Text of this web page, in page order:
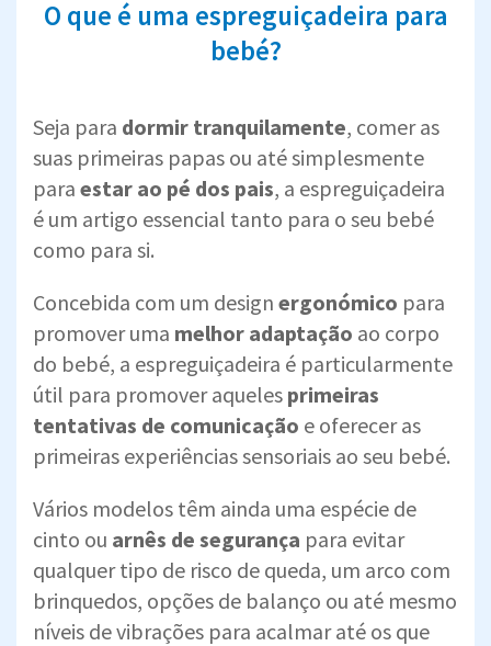
O que é uma espreguiçadeira para
bebé?
Seja para dormir tranquilamente, comer as
suas primeiras papas ou até simplesmente
para estar ao pé dos pais, a espreguiçadeira
é um artigo essencial tanto para o seu bebé
como para si.
Concebida com um design ergonómico para
promover uma melhor adaptação ao corpo
do bebé, a espreguiçadeira é particularmente
útil para promover aqueles primeiras
tentativas de comunicação e oferecer as
primeiras experiências sensoriais ao seu bebé.
Vários modelos têm ainda uma espécie de
cinto ou arnês de segurança para evitar
qualquer tipo de risco de queda, um arco com
brinquedos, opções de balanço ou até mesmo
níveis de vibrações para acalmar até os que